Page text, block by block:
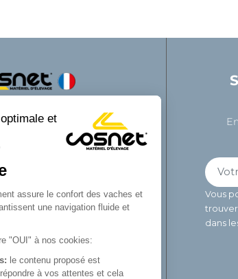
et
assure le confort des vaches et
une navigation fluide et
"OUI" à nos cookies:
le contenu proposé est
à vos attentes et cela
est une marque
dans la
d’équipements
d’élevage.
faire dans la
de prairie de
et de logettes.
le choix d’un
Vous trouverez tout
votre bâtiment
Vous
dans